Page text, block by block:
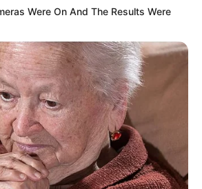
Were On And The Results Were